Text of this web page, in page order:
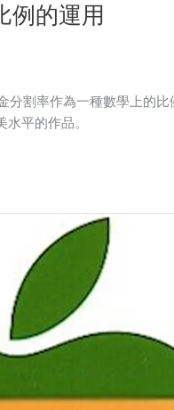
例的運用
分割率作為一種數學上的
平的作品。